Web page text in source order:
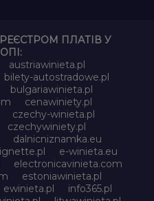
ПЛАТІВ У
austriawinieta.pl
bilety-autostradowe.pl
bulgariawinieta.pl
cenawiniety.pl
czechy-winieta.pl
czechywiniety.pl
dalnicniznamka.eu
e-winieta.eu
electronicavinieta.com
estoniawinieta.pl
ewinieta.pl
info365.pl